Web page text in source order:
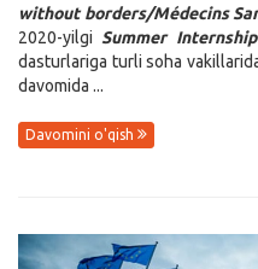
without borders/Médecins
2020-yilgi Summer
dasturlariga turli soha
davomida ...
Davomini o'qish